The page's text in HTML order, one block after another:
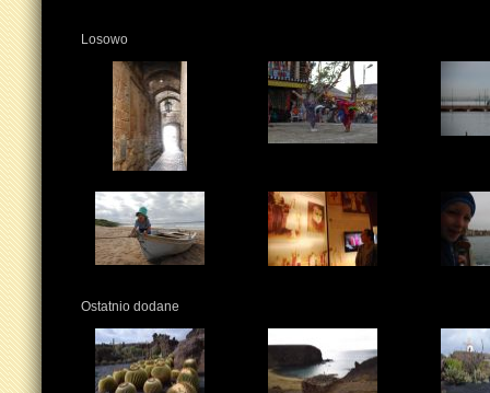
Losowo
Ostatnio dodane